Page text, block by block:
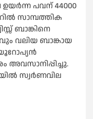
പവന് 44000
സാമ്പത്തിക
ബാങ്കിനെ
വലിയ ബാങ്കായ
അവസാനിപ്പിച്ചു.
സ്വർണവില